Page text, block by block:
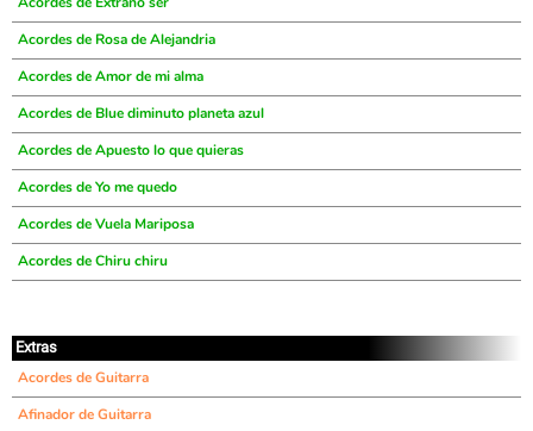
Acordes de Rosa de Alejandria
Acordes de Amor de mi alma
Acordes de Blue diminuto planeta azul
Acordes de Apuesto lo que quieras
Acordes de Yo me quedo
Acordes de Vuela Mariposa
Acordes de Chiru chiru
Extras
Acordes de Guitarra
Afinador de Guitarra